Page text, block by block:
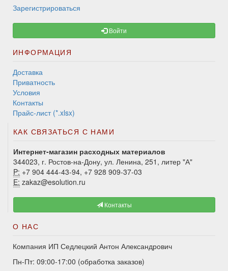
Зарегистрироваться
Войти
ИНФОРМАЦИЯ
Доставка
Приватность
Условия
Контакты
Прайс-лист (*.xlsx)
КАК СВЯЗАТЬСЯ С НАМИ
Интернет-магазин расходных материалов
344023, г. Ростов-на-Дону, ул. Ленина, 251, литер "А"
P: +7 904 444-43-94, +7 928 909-37-03
E: zakaz@esolution.ru
Контакты
О НАС
Компания ИП Седлецкий Антон Александрович
Пн-Пт: 09:00-17:00 (обработка заказов)